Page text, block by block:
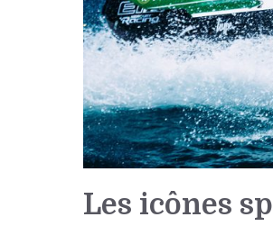
Les icônes